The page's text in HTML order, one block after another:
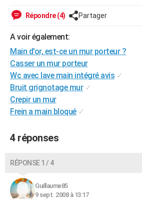
Alimentation
Guide de la santé
Maladies
Médicaments
Sommeil
Destinations
City break
Voyage nature
Voyage de noces
Forum
Climat
+
GUIDES D'ACHAT
BONS PLANS
CARTE DE VOEUX
Dictionnaire
Biographies
Citations
Expressions
Proverbes
PROGRAMME TV
COPAINS D'AVANT
S'inscrire
Se connecter
Lycées
Collèges
Primaires
Universités
Entreprises
Service militaire
Avis de recherche
AVIS DE DÉCÈS
Répondre (4) Partager
A voir également:
Main d'or, est-ce un mur porteur ?
Casser un mur porteur
Wc avec lave main intégré avis ✓
Bruit grignotage mur ✓
Crepir un mur
Frein a main bloqué ✓
4 réponses
RÉPONSE 1 / 4
Guillaume85
9 sept. 2008 à 13:17